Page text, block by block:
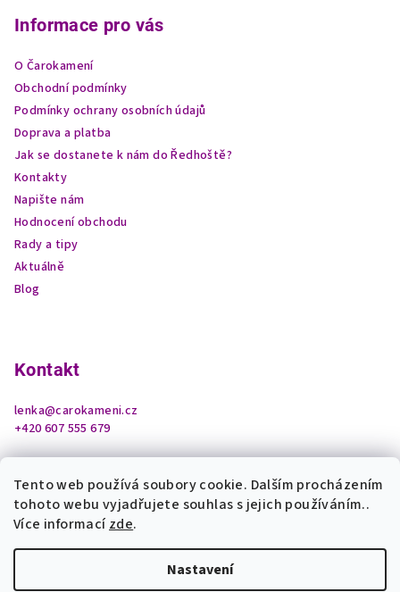
Tento web používá soubory cookie. Dalším procházením
tohoto webu vyjadřujete souhlas s jejich používáním..
Více informacízde.
Nastavení
Informace pro vás
O Čarokamení
Obchodní podmínky
Podmínky ochrany osobních údajů
Doprava a platba
Jak se dostanete k nám do Ředhoště?
Kontakty
Napište nám
Hodnocení obchodu
Rady a tipy
Aktuálně
Blog
Kontakt
lenka@carokameni.cz
+420 607 555 679